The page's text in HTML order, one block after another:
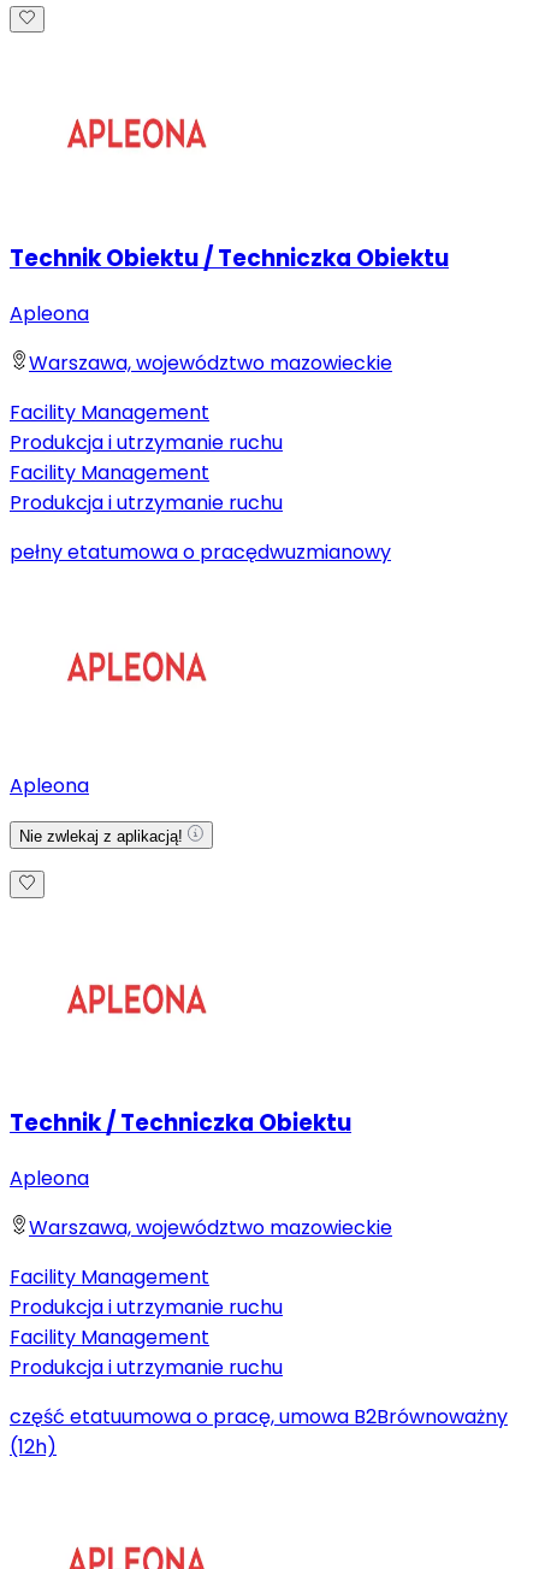
Technik Obiektu / Techniczka Obiektu
Apleona
Warszawa, województwo mazowieckie
Facility Management
Produkcja i utrzymanie ruchu
Facility Management
Produkcja i utrzymanie ruchu
pełny etatumowa o pracędwuzmianowy
Apleona
Nie zwlekaj z aplikacją!
Technik / Techniczka Obiektu
Apleona
Warszawa, województwo mazowieckie
Facility Management
Produkcja i utrzymanie ruchu
Facility Management
Produkcja i utrzymanie ruchu
część etatuumowa o pracę, umowa B2Brównoważny
(12h)